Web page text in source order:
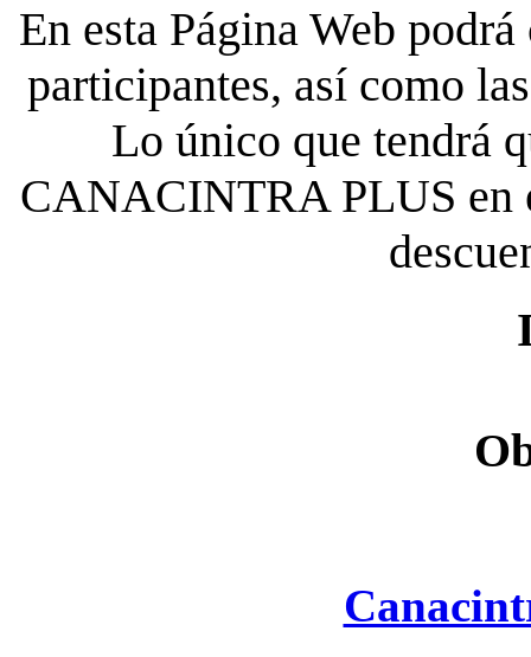
En esta Página Web
participantes, así como
Lo único que tendrá
CANACINTRA PLUS en